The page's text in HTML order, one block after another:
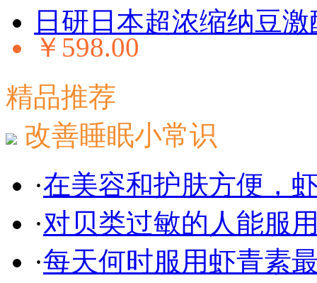
日研日本超浓缩纳豆
￥598.00
精品推荐
改善睡眠小常识
·在美容和护肤方便，
·对贝类过敏的人能服
·每天何时服用虾青素